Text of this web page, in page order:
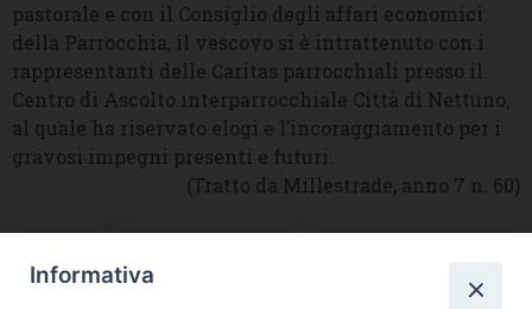
pastorale e con il Consiglio degli affari economici
della Parrocchia, il vescovo si è intrattenuto con i
rappresentanti delle Caritas parrocchiali presso il
Centro di Ascolto interparrocchiale Città di Nettuno,
al quale ha riservato elogi e l’incoraggiamento per i
gravosi impegni presenti e futuri.
(Tratto da Millestrade, anno 7 n. 60)
DIOCESI SUBURBICARIA DI ALBANO
Informativa